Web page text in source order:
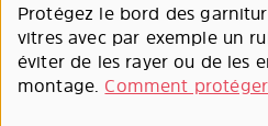
Protégez le bord des
vitres avec par exemple un
éviter de les rayer ou de les
montage. Comment